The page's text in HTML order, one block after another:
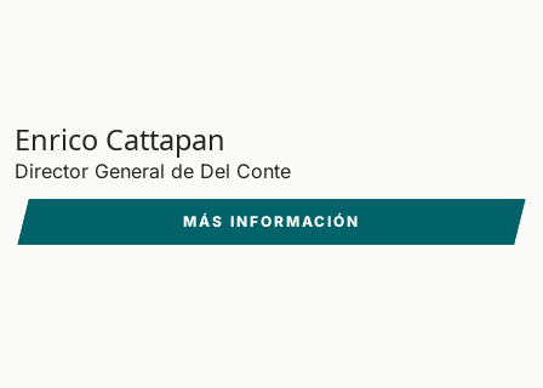
Enrico Cattapan
Director General de Del Conte
MÁS INFORMACIÓN